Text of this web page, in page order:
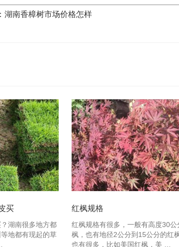
湖南香樟树市场价格怎样
买
湖南很多地方都
地都有现起的草
红枫规格
红枫规格有很多，一般有高度30公
枫，也有地径2公分到15公分的红
也有很多，比如美国红枫，美 …